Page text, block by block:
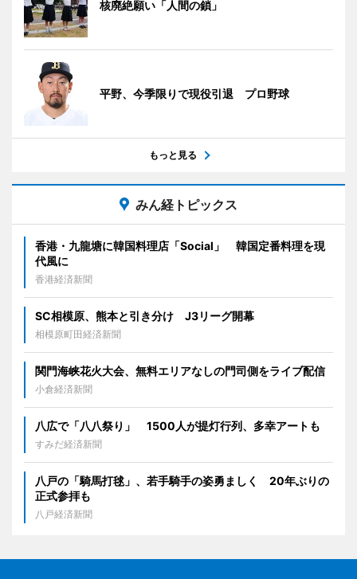
核廃絶願い「人間の鎖」
平野、今季限りで現役引退 プロ野球
もっと見る
みん経トピックス
香港・九龍塘に韓国料理店「Social」 韓国定番料理を現
代風に
香港経済新聞
SC相模原、熊本と引き分け J3リーグ開幕
相模原町田経済新聞
関門海峡花火大会、無料エリアなしの門司側をライブ配信
小倉経済新聞
八広で「八八祭り」 1500人が提灯行列、多幸アートも
すみだ経済新聞
八戸の「騎馬打毬」、若手騎手の姿勇ましく 20年ぶりの
正式参拝も
八戸経済新聞